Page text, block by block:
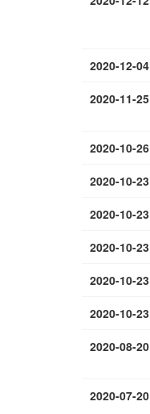
2020-12-04
2020-11-25
2020-10-26
2020-10-23
2020-10-23
2020-10-23
2020-10-23
2020-10-23
2020-08-20
2020-07-20